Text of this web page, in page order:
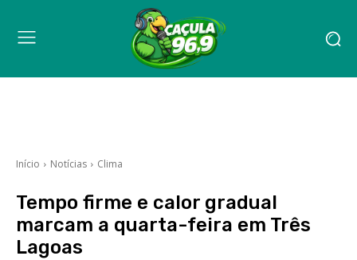
Início Notícias Clima
Tempo firme e calor gradual
marcam a quarta-feira em Três
Lagoas